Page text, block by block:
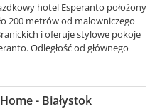
hotel Esperanto położony
200 metrów od malowniczego
i oferuje stylowe pokoje
Odległość od głównego
- Białystok